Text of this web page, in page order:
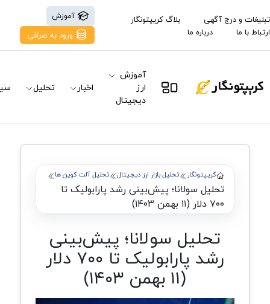
تبلیغات و درج آگهی
بلاگ کریپتونگار
ارتباط با ما
درباره ما
آموزش
ورود به صرافی
آموزش
ارز
دیجیتال
اخبار تحلیل
کریپتونگار تحلیل بازار ارز دیجیتال تحلیل آلت کوین ها
تحلیل سولانا؛ پیش‌بینی رشد پارابولیک تا
۷۰۰ دلار (۱۱ بهمن ۱۴۰۳)
تحلیل سولانا؛ پیش‌بینی
رشد پارابولیک تا ۷۰۰ دلار
(۱۱ بهمن ۱۴۰۳)